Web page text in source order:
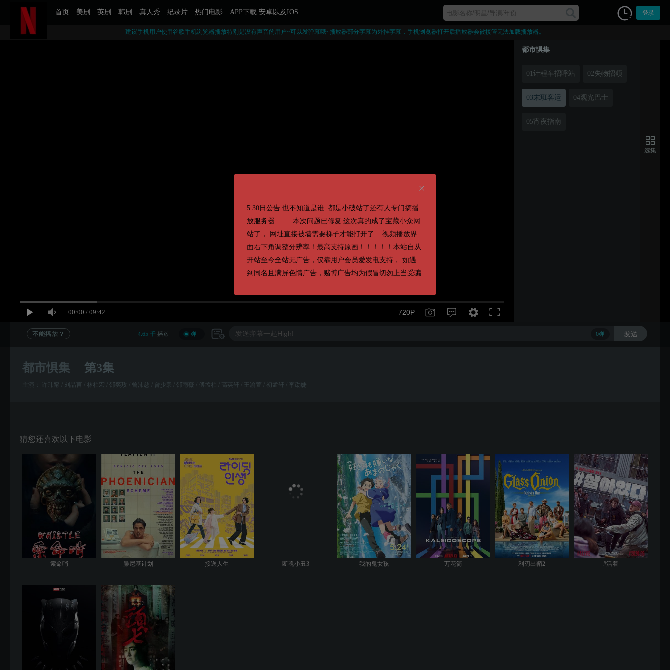
首页 美剧 英剧 韩剧 真人秀 纪录片 热门电影 APP下载:安卓以及IOS 登录
5.30日公告 也不知道是谁..都是小破站了还有人专门搞播
放服务器.........本次问题已修复 这次真的成了宝藏小众网
站了， 网址直接被墙需要梯子才能打开了... 视频播放界
面右下角调整分辨率！最高支持原画！！！！！本站自从
开站至今全站无广告，仅靠用户会员爱发电支持， 如遇
到同名且满屏色情广告，赌博广告均为假冒切勿上当受骗
建议手机用户使用谷歌手机浏览器播放特别是没有声音的用户~可以发弹幕哦~播放器部分字幕为外挂字幕，手机浏览器打开后播放器会被接管无法加载播放器。
00:00 / 09:42 720P
都市惧集
01计程车招呼站 02失物招领
03末班客运 04观光巴士
05宵夜指南
选集
不能播放？ 4.65 千 播放 弹 0弹 发送
都市惧集 第3集
主演： 许玮甯 / 刘品言 / 林柏宏 / 邵奕玫 / 曾沛慈 / 曾少宗 / 邵雨薇 / 傅孟柏 / 高英轩 / 王渝萱 / 初孟轩 / 李劭婕
猜您还喜欢以下电影
索命哨 腓尼基计划 接送人生 断魂小丑3 我的鬼女孩 万花筒 利刃出鞘2 #活着